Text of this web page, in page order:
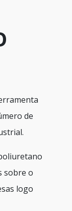
de
sobre o
logo